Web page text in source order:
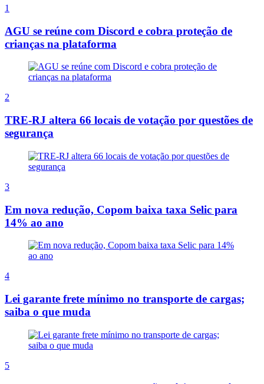
1
AGU se reúne com Discord e cobra proteção de
crianças na plataforma
2
TRE-RJ altera 66 locais de votação por questões de
segurança
3
Em nova redução, Copom baixa taxa Selic para
14% ao ano
4
Lei garante frete mínimo no transporte de cargas;
saiba o que muda
5